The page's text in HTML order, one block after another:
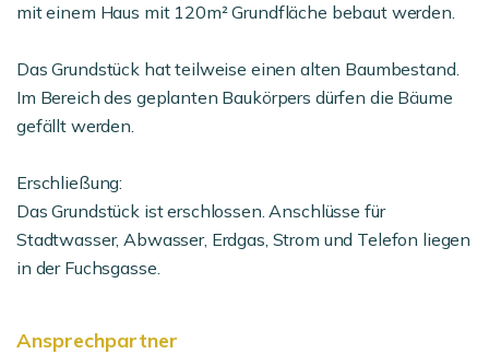
mit einem Haus mit 120m² Grundfläche bebaut werden.
Das Grundstück hat teilweise einen alten Baumbestand.
Im Bereich des geplanten Baukörpers dürfen die Bäume
gefällt werden.
Erschließung:
Das Grundstück ist erschlossen. Anschlüsse für
Stadtwasser, Abwasser, Erdgas, Strom und Telefon liegen
in der Fuchsgasse.
Ansprechpartner